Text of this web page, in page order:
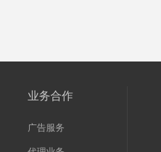
业务合作
广告服务